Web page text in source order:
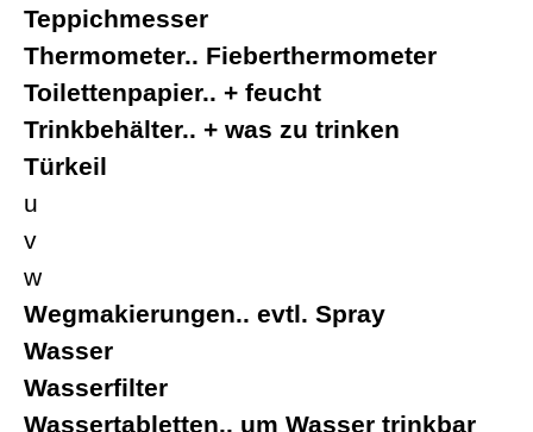
Teppichmesser
Thermometer.. Fieberthermometer
Toilettenpapier.. + feucht
Trinkbehälter.. + was zu trinken
Türkeil
u
v
w
Wegmakierungen.. evtl. Spray
Wasser
Wasserfilter
Wassertabletten.. um Wasser trinkbar